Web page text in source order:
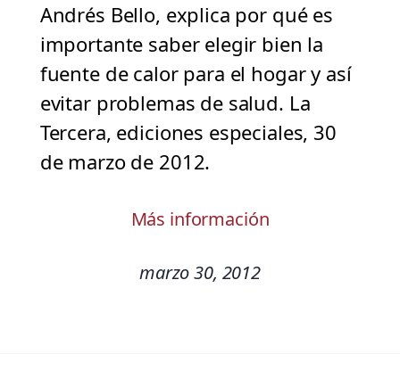
Andrés Bello, explica por qué es
importante saber elegir bien la
fuente de calor para el hogar y así
evitar problemas de salud. La
Tercera, ediciones especiales, 30
de marzo de 2012.
Más información
marzo 30, 2012